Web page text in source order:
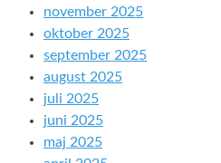
november 2025
oktober 2025
september 2025
august 2025
juli 2025
juni 2025
maj 2025